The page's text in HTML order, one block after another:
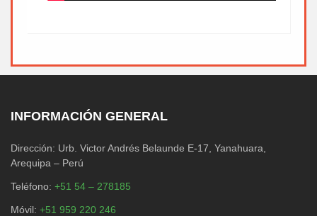
INFORMACIÓN GENERAL
Dirección: Urb. Victor Andrés Belaunde E-17, Yanahuara,
Arequipa – Perú
Teléfono: +51 54 – 278185
Móvil: +51 959 220 246